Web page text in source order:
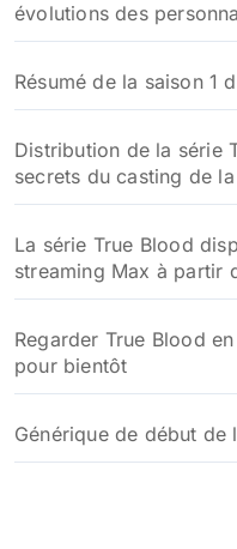
évolutions des
Résumé de la saison 1
Distribution de la série
secrets du casting de
La série True Blood
streaming Max à partir
Regarder True Blood
pour bientôt
Générique de début de